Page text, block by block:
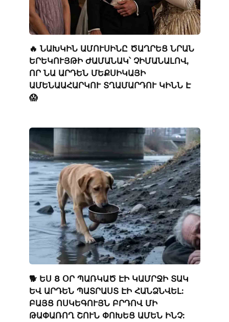
🔥 ՆԱԽԿԻՆ ԱՄՈՒՍԻՆԸ ԾԱՂՐԵՑ ՆՐԱՆ
ԵՐԵԿՈՒՅԹԻ ԺԱՄԱՆԱԿ՝ ՉԻՄԱՆԱԼՈՎ,
ՈՐ ՆԱ ԱՐԴԵՆ ՄԵՔՍԻԿԱՅԻ
ԱՄԵՆԱԱՀԱՐԿՈՒ ՏՂԱՄԱՐԴՈՒ ԿԻՆՆ Է
😱
🐕 ԵՍ 8 ՕՐ ՊԱՌԿԱԾ ԷԻ ԿԱՄՐՋԻ ՏԱԿ
ԵՎ ԱՐԴԵՆ ՊԱՏՐԱՍՏ ԷԻ ՀԱՆՁՆՎԵԼ:
ԲԱՅՑ ՈՍԿԵԳՈՒՅՆ ԲՐԴՈՎ ՄԻ
ԹԱՓԱՌՈՂ ՇՈՒՆ ՓՈԽԵՑ ԱՄԵՆ ԻՆՉ: